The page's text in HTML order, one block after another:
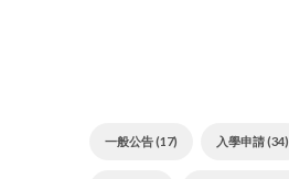
一般公告 (17) 入學申請 (34)